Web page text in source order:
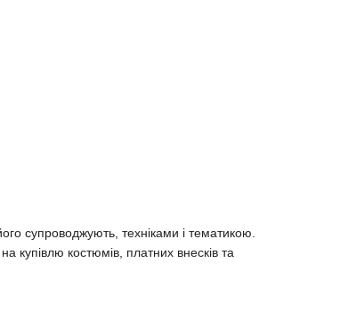
супроводжують, техніками і тематикою.
купівлю костюмів, платних внесків та